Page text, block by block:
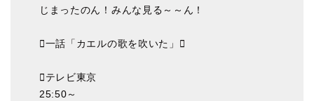
じまったのん！みんな見る～～ん！
一話「カエルの歌を吹いた」
テレビ東京
25:50～